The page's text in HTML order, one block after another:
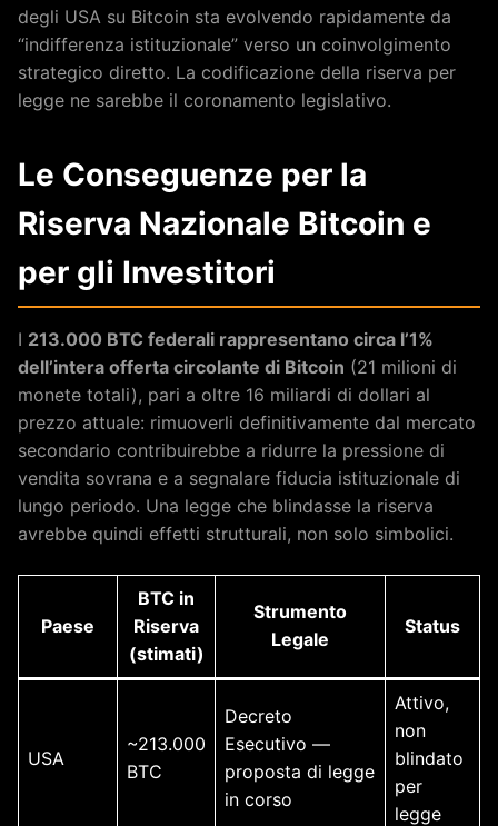
degli USA su Bitcoin sta evolvendo rapidamente da
“indifferenza istituzionale” verso un coinvolgimento
strategico diretto. La codificazione della riserva per
legge ne sarebbe il coronamento legislativo.
Le Conseguenze per la
Riserva Nazionale Bitcoin e
per gli Investitori
I 213.000 BTC federali rappresentano circa l’1%
dell’intera offerta circolante di Bitcoin (21 milioni di
monete totali), pari a oltre 16 miliardi di dollari al
prezzo attuale: rimuoverli definitivamente dal mercato
secondario contribuirebbe a ridurre la pressione di
vendita sovrana e a segnalare fiducia istituzionale di
lungo periodo. Una legge che blindasse la riserva
avrebbe quindi effetti strutturali, non solo simbolici.
Paese
BTC in
Riserva
(stimati)
Strumento
Legale
Status
USA
~213.000
BTC
Decreto
Esecutivo —
proposta di legge
in corso
Attivo,
non
blindato
per
legge